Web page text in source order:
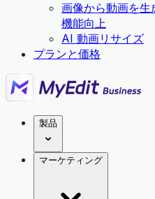
画像から動画を生
機能向上
AI 動画リサイズ
プランと価格
製品
マーケティング